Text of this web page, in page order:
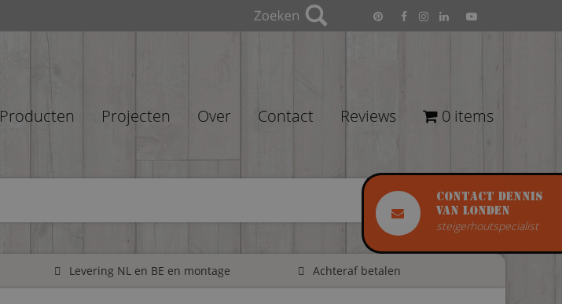
Contact Dennis
van Londen
steigerhoutspecialist
Producten Projecten Over Contact Reviews 0 items
Levering NL en BE en montage Achteraf betalen